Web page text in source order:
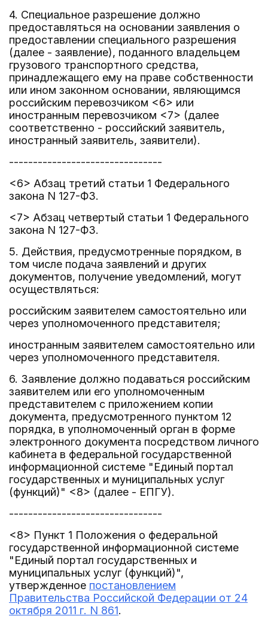
4. Специальное разрешение должно
предоставляться на основании заявления о
предоставлении специального разрешения
(далее - заявление), поданного владельцем
грузового транспортного средства,
принадлежащего ему на праве собственности
или ином законном основании, являющимся
российским перевозчиком <6> или
иностранным перевозчиком <7> (далее
соответственно - российский заявитель,
иностранный заявитель, заявители).
--------------------------------
<6> Абзац третий статьи 1 Федерального
закона N 127-ФЗ.
<7> Абзац четвертый статьи 1 Федерального
закона N 127-ФЗ.
5. Действия, предусмотренные порядком, в
том числе подача заявлений и других
документов, получение уведомлений, могут
осуществляться:
российским заявителем самостоятельно или
через уполномоченного представителя;
иностранным заявителем самостоятельно или
через уполномоченного представителя.
6. Заявление должно подаваться российским
заявителем или его уполномоченным
представителем с приложением копии
документа, предусмотренного пунктом 12
порядка, в уполномоченный орган в форме
электронного документа посредством личного
кабинета в федеральной государственной
информационной системе "Единый портал
государственных и муниципальных услуг
(функций)" <8> (далее - ЕПГУ).
--------------------------------
<8> Пункт 1 Положения о федеральной
государственной информационной системе
"Единый портал государственных и
муниципальных услуг (функций)",
утвержденное постановлением
Правительства Российской Федерации от 24
октября 2011 г. N 861.